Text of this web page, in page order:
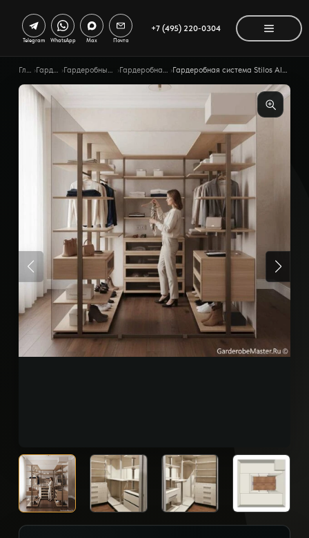
+7 (495) 220-0304
Telegram WhatsApp Max Почта
Главная › Гардеробные › Гардеробные по помещению › Гардеробная для взрослых › Гардеробная система Stilos Alum ссимметричной композицией